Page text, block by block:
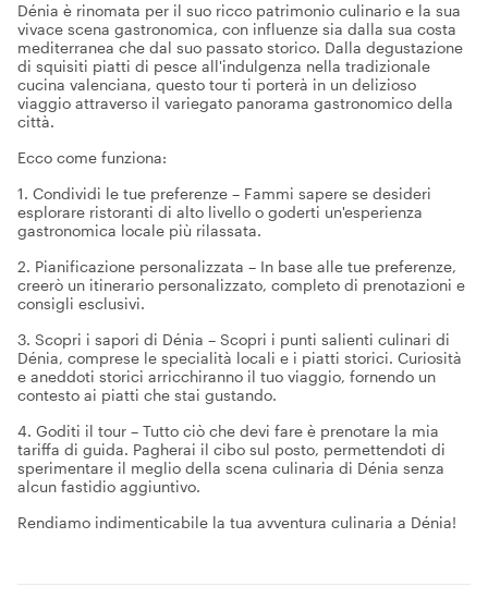
Dénia è rinomata per il suo ricco patrimonio culinario e la sua
vivace scena gastronomica, con influenze sia dalla sua costa
mediterranea che dal suo passato storico. Dalla degustazione
di squisiti piatti di pesce all'indulgenza nella tradizionale
cucina valenciana, questo tour ti porterà in un delizioso
viaggio attraverso il variegato panorama gastronomico della
città.
Ecco come funziona:
1. Condividi le tue preferenze – Fammi sapere se desideri
esplorare ristoranti di alto livello o goderti un'esperienza
gastronomica locale più rilassata.
2. Pianificazione personalizzata – In base alle tue preferenze,
creerò un itinerario personalizzato, completo di prenotazioni e
consigli esclusivi.
3. Scopri i sapori di Dénia – Scopri i punti salienti culinari di
Dénia, comprese le specialità locali e i piatti storici. Curiosità
e aneddoti storici arricchiranno il tuo viaggio, fornendo un
contesto ai piatti che stai gustando.
4. Goditi il tour – Tutto ciò che devi fare è prenotare la mia
tariffa di guida. Pagherai il cibo sul posto, permettendoti di
sperimentare il meglio della scena culinaria di Dénia senza
alcun fastidio aggiuntivo.
Rendiamo indimenticabile la tua avventura culinaria a Dénia!